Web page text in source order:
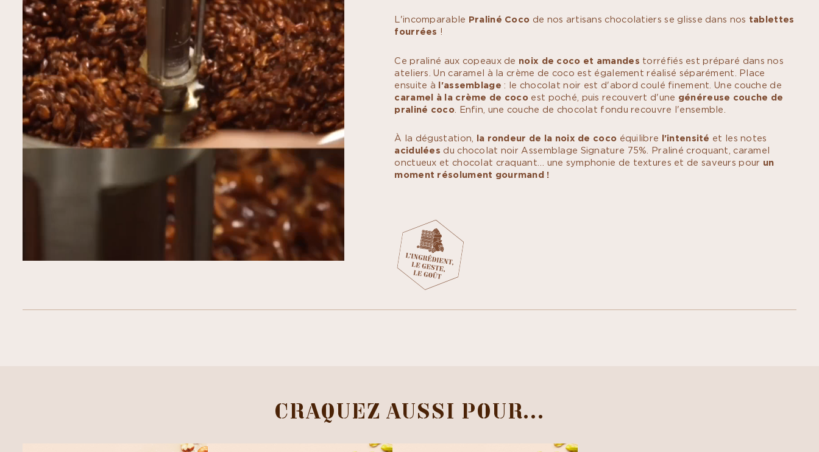
L'incomparable Praliné Coco de nos artisans chocolatiers se glisse dans nos tablettes
fourrées !
Ce praliné aux copeaux de noix de coco et amandes torréfiés est préparé dans nos
ateliers. Un caramel à la crème de coco est également réalisé séparément. Place
ensuite à l'assemblage : le chocolat noir est d'abord coulé finement. Une couche de
caramel à la crème de coco est poché, puis recouvert d'une généreuse couche de
praliné coco. Enfin, une couche de chocolat fondu recouvre l'ensemble.
À la dégustation, la rondeur de la noix de coco équilibre l'intensité et les notes
acidulées du chocolat noir Assemblage Signature 75%. Praliné croquant, caramel
onctueux et chocolat craquant… une symphonie de textures et de saveurs pour un
moment résolument gourmand !
CRAQUEZ AUSSI POUR...